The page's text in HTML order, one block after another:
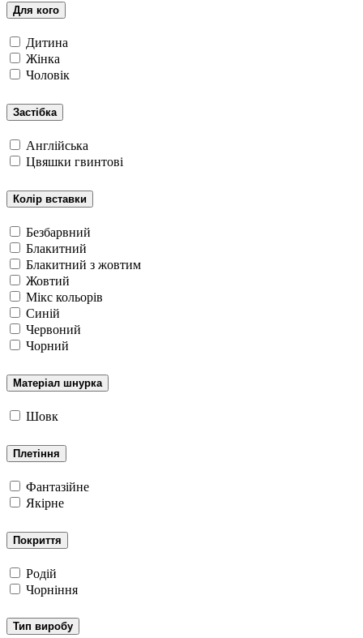
Для кого
Дитина
Жінка
Чоловік
Застібка
Англійська
Цвяшки гвинтові
Колір вставки
Безбарвний
Блакитний
Блакитний з жовтим
Жовтий
Мікс кольорів
Синій
Червоний
Чорний
Матеріал шнурка
Шовк
Плетіння
Фантазійне
Якірне
Покриття
Родій
Чорніння
Тип виробу